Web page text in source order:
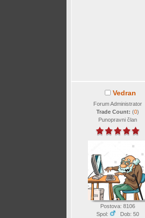
Vedran
Forum Administrator
Trade Count:(0)
Punopravni član
Postova: 8106
Spol:
Dob: 50